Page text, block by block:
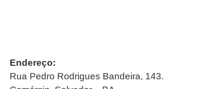
Endereço:
Rua Pedro Rodrigues Bandeira, 143.